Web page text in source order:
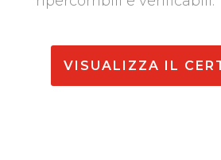
VISUALIZZA IL